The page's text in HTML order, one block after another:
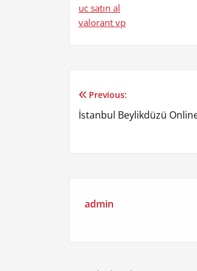
uc satın al
valorant vp
Yazı
Previous:
İstanbul Beylikdüzü
admin